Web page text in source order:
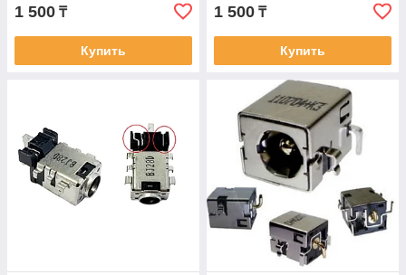
1 500 ₸
Купить
1 500 ₸
Купить